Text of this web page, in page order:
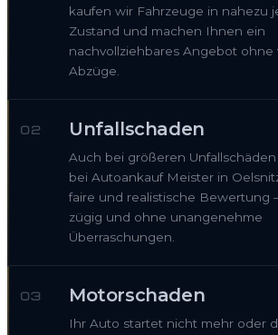
kaufen wir Fahrzeuge in nahezu
Zustand und machen Ihnen ein
nachvollziehbares Angebot ohne
Abzüge.
02 Unfallschaden
Auch bei größeren
bei Autoankauf Meister in
faire und realistische Bewertung
zügig und ohne unangenehme
Überraschungen.
03 Motorschaden
Ihr Auto startet nicht mehr oder